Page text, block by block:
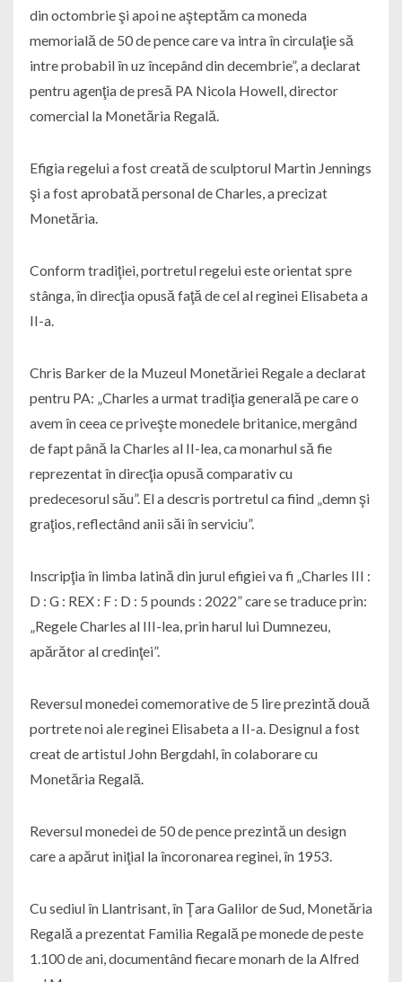
din octombrie şi apoi ne aşteptăm ca moneda
memorială de 50 de pence care va intra în circulaţie să
intre probabil în uz începând din decembrie”, a declarat
pentru agenţia de presă PA Nicola Howell, director
comercial la Monetăria Regală.
Efigia regelui a fost creată de sculptorul Martin Jennings
şi a fost aprobată personal de Charles, a precizat
Monetăria.
Conform tradiţiei, portretul regelui este orientat spre
stânga, în direcţia opusă faţă de cel al reginei Elisabeta a
II-a.
Chris Barker de la Muzeul Monetăriei Regale a declarat
pentru PA: „Charles a urmat tradiţia generală pe care o
avem în ceea ce priveşte monedele britanice, mergând
de fapt până la Charles al II-lea, ca monarhul să fie
reprezentat în direcţia opusă comparativ cu
predecesorul său”. El a descris portretul ca fiind „demn şi
graţios, reflectând anii săi în serviciu”.
Inscripţia în limba latină din jurul efigiei va fi „Charles III :
D : G : REX : F : D : 5 pounds : 2022” care se traduce prin:
„Regele Charles al III-lea, prin harul lui Dumnezeu,
apărător al credinţei”.
Reversul monedei comemorative de 5 lire prezintă două
portrete noi ale reginei Elisabeta a II-a. Designul a fost
creat de artistul John Bergdahl, în colaborare cu
Monetăria Regală.
Reversul monedei de 50 de pence prezintă un design
care a apărut iniţial la încoronarea reginei, în 1953.
Cu sediul în Llantrisant, în Ţara Galilor de Sud, Monetăria
Regală a prezentat Familia Regală pe monede de peste
1.100 de ani, documentând fiecare monarh de la Alfred